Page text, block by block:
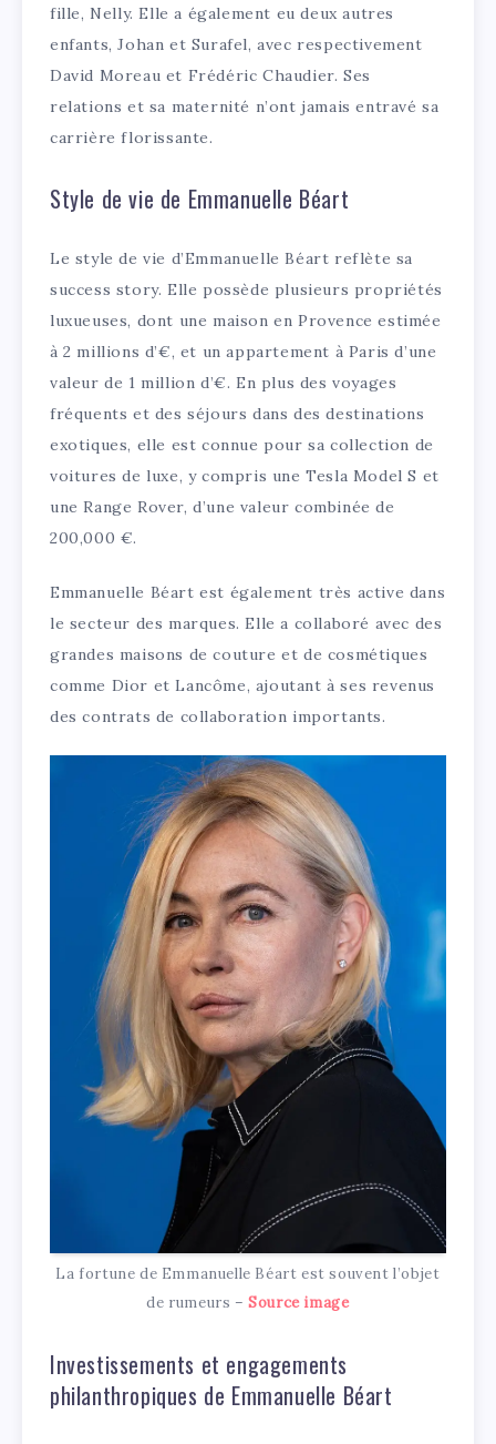
fille, Nelly. Elle a également eu deux autres
enfants, Johan et Surafel, avec respectivement
David Moreau et Frédéric Chaudier. Ses
relations et sa maternité n’ont jamais entravé sa
carrière florissante.
Style de vie de Emmanuelle Béart
Le style de vie d’Emmanuelle Béart reflète sa
success story. Elle possède plusieurs propriétés
luxueuses, dont une maison en Provence estimée
à 2 millions d’€, et un appartement à Paris d’une
valeur de 1 million d’€. En plus des voyages
fréquents et des séjours dans des destinations
exotiques, elle est connue pour sa collection de
voitures de luxe, y compris une Tesla Model S et
une Range Rover, d’une valeur combinée de
200,000 €.
Emmanuelle Béart est également très active dans
le secteur des marques. Elle a collaboré avec des
grandes maisons de couture et de cosmétiques
comme Dior et Lancôme, ajoutant à ses revenus
des contrats de collaboration importants.
La fortune de Emmanuelle Béart est souvent l’objet
de rumeurs –Source image
Investissements et engagements
philanthropiques de Emmanuelle Béart